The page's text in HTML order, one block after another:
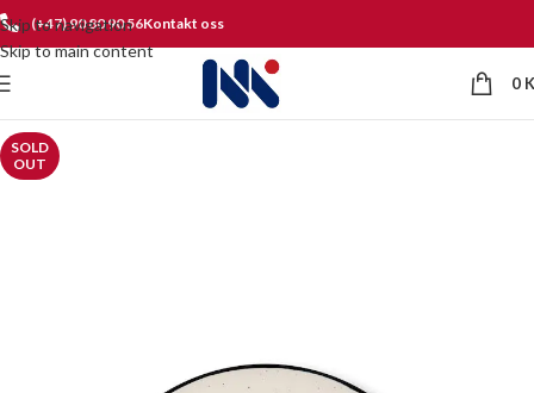
Skip to navigation
Skip to main content
(+47) 90 80 90 56Kontakt oss
0
SOLD
OUT